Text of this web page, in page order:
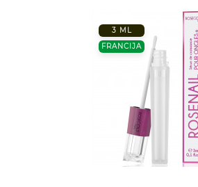
3 ML
FRANCIJA